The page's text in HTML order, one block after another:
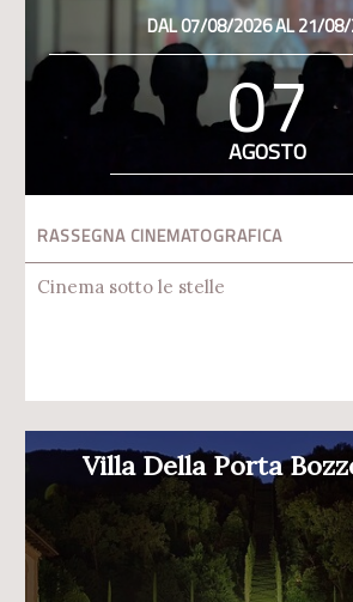
DAL 07/08/2026 AL 21/
07
AGOSTO
RASSEGNA CINEMATOGRAFICA
Cinema sotto le stelle
Villa Della Porta